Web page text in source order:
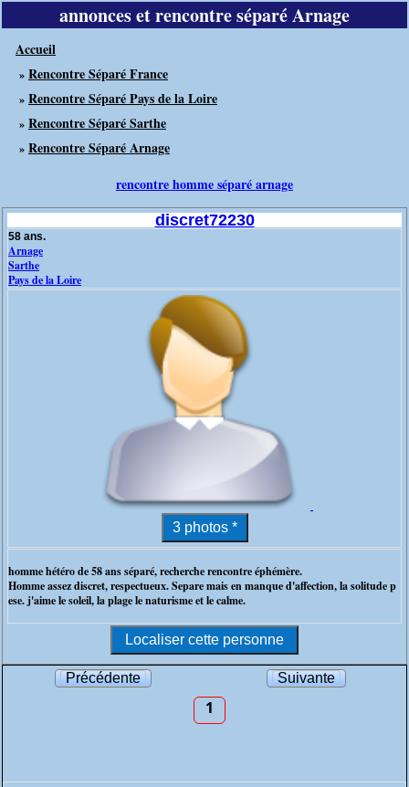
annonces et rencontre séparé Arnage
Accueil
» Rencontre Séparé France
» Rencontre Séparé Pays de la Loire
» Rencontre Séparé Sarthe
» Rencontre Séparé Arnage
rencontre homme séparé arnage
discret72230
58 ans.
Arnage
Sarthe
Pays de la Loire
homme hétéro de 58 ans séparé, recherche rencontre éphémère.
Homme assez discret, respectueux. Separe mais en manque d'affection, la solitude p
ese. j'aime le soleil, la plage le naturisme et le calme.
Précédente Suivante
1